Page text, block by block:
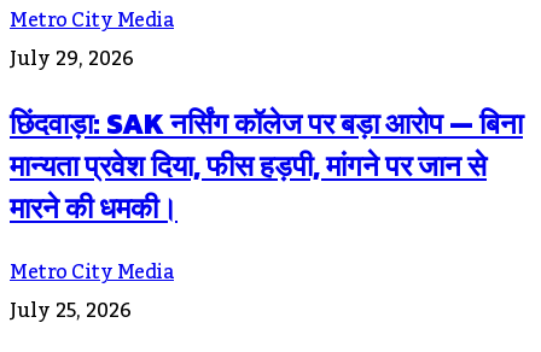
Metro City Media
July 29, 2026
छिंदवाड़ा: SAK नर्सिंग कॉलेज पर बड़ा आरोप — बिना
मान्यता प्रवेश दिया, फीस हड़पी, मांगने पर जान से
मारने की धमकी।
Metro City Media
July 25, 2026